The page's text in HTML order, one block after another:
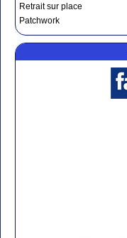
Retrait sur place
Patchwork